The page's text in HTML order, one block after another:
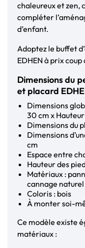
chaleureux et zen,
compléter
d’enfant.
Adoptez le buffet
EDHEN à prix
Dimensions du
et placard
Dimensions
30 cm x Hauteur
Dimensions du
Dimensions
cm
Espace entre
Hauteur des
Matériaux :
cannage naturel
Coloris : bois
À monter soi-
Ce modèle existe
matériaux :